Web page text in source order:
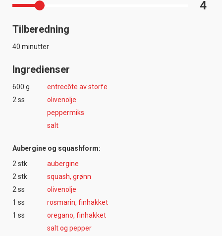
4
Tilberedning
40 minutter
Ingredienser
600 g
entrecôte av storfe
2 ss
olivenolje
peppermiks
salt
Aubergine og squashform:
2 stk
aubergine
2 stk
squash, grønn
2 ss
olivenolje
1 ss
rosmarin, finhakket
1 ss
oregano, finhakket
salt og pepper